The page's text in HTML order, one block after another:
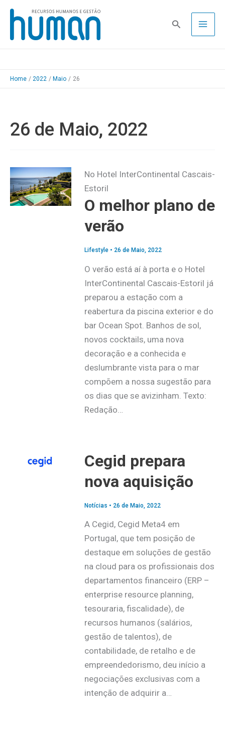
Skip
content
Pesquisa
Home 2022 Maio 26
26 de Maio, 2022
No Hotel InterContinental Cascais-
Estoril
O melhor plano de
verão
Lifestyle• 26 de Maio, 2022
O verão está aí à porta e o Hotel
InterContinental Cascais-Estoril já
preparou a estação com a
reabertura da piscina exterior e do
bar Ocean Spot. Banhos de sol,
novos cocktails, uma nova
decoração e a conhecida e
deslumbrante vista para o mar
compõem a nossa sugestão para
os dias que se avizinham. Texto:
Redação…
Cegid prepara
nova aquisição
Notícias • 26 de Maio, 2022
A Cegid, Cegid Meta4 em
Portugal, que tem posição de
destaque em soluções de gestão
na cloud para os profissionais dos
departamentos financeiro (ERP –
enterprise resource planning,
tesouraria, fiscalidade), de
recursos humanos (salários,
gestão de talentos), de
contabilidade, de retalho e de
empreendedorismo, deu início a
negociações exclusivas com a
intenção de adquirir a…